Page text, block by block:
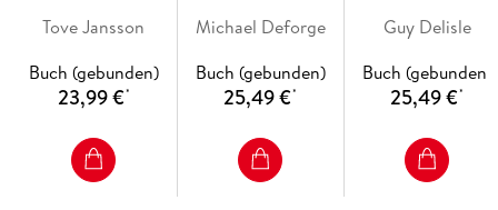
Tove Jansson
Buch (gebunden)
23,99 €*
Michael Deforge
Buch (gebunden)
25,49 €*
Guy Delisle
Buch (gebunden)
25,49 €*